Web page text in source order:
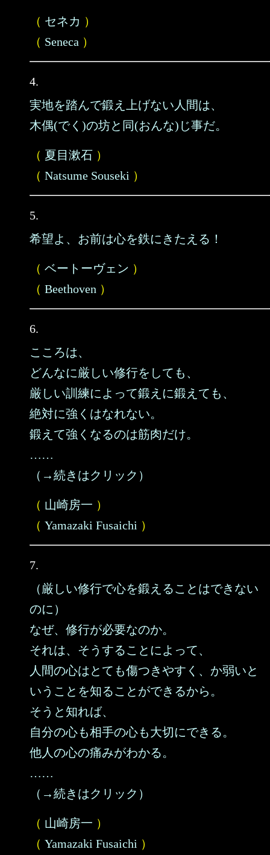
（ セネカ ）
（ Seneca ）
4.
実地を踏んで鍛え上げない人間は、
木偶(でく)の坊と同(おんな)じ事だ。
（ 夏目漱石 ）
（ Natsume Souseki ）
5.
希望よ、お前は心を鉄にきたえる！
（ ベートーヴェン ）
（ Beethoven ）
6.
こころは、
どんなに厳しい修行をしても、
厳しい訓練によって鍛えに鍛えても、
絶対に強くはなれない。
鍛えて強くなるのは筋肉だけ。
……
（→続きはクリック）
（ 山崎房一 ）
（ Yamazaki Fusaichi ）
7.
（厳しい修行で心を鍛えることはできない
のに）
なぜ、修行が必要なのか。
それは、そうすることによって、
人間の心はとても傷つきやすく、か弱いと
いうことを知ることができるから。
そうと知れば、
自分の心も相手の心も大切にできる。
他人の心の痛みがわかる。
……
（→続きはクリック）
（ 山崎房一 ）
（ Yamazaki Fusaichi ）